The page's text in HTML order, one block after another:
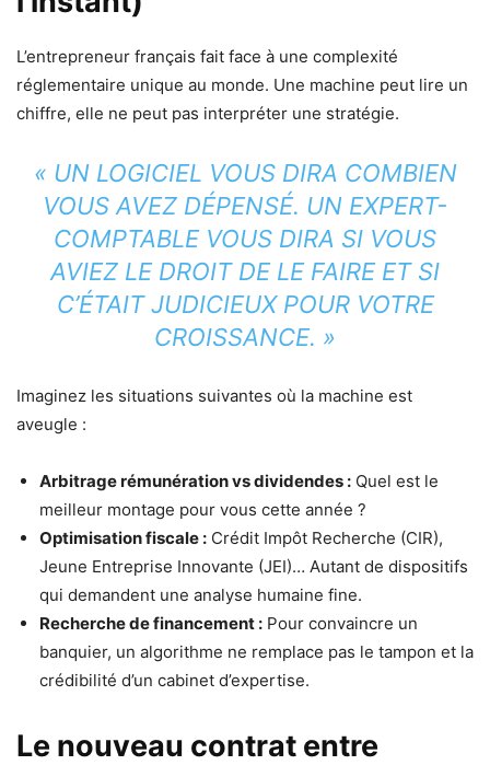
L’entrepreneur français fait face à une complexité
réglementaire unique au monde. Une machine peut lire un
chiffre, elle ne peut pas interpréter une stratégie.
« UN LOGICIEL VOUS DIRA COMBIEN
VOUS AVEZ DÉPENSÉ. UN EXPERT-
COMPTABLE VOUS DIRA SI VOUS
AVIEZ LE DROIT DE LE FAIRE ET SI
C’ÉTAIT JUDICIEUX POUR VOTRE
CROISSANCE. »
Imaginez les situations suivantes où la machine est
aveugle :
Arbitrage rémunération vs dividendes : Quel est le
meilleur montage pour vous cette année ?
Optimisation fiscale : Crédit Impôt Recherche (CIR),
Jeune Entreprise Innovante (JEI)… Autant de dispositifs
qui demandent une analyse humaine fine.
Recherche de financement : Pour convaincre un
banquier, un algorithme ne remplace pas le tampon et la
crédibilité d’un cabinet d’expertise.
Le nouveau contrat entre